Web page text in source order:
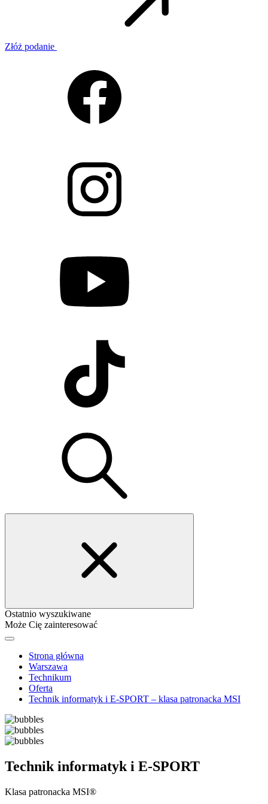
Złóż podanie
Ostatnio wyszukiwane
Może Cię zainteresować
Strona główna
Warszawa
Technikum
Oferta
Technik informatyk i E-SPORT – klasa patronacka MSI
Technik informatyk i E-SPORT
Klasa patronacka MSI®